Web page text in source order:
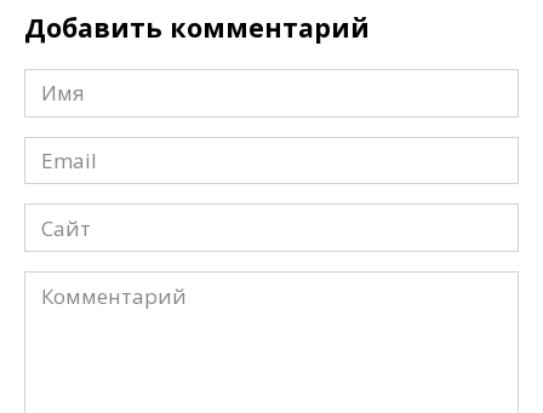
Добавить комментарий
Имя
*
Email
*
Сайт
Комментарий